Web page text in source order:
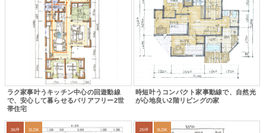
ラク家事叶うキッチン中心の回遊動線
で、安心して暮らせるバリアフリー2世
帯住宅
時短叶うコンパクト家事動線で、自然光
が心地良い2階リビングの家
36坪 2LDK 25坪 3LDK